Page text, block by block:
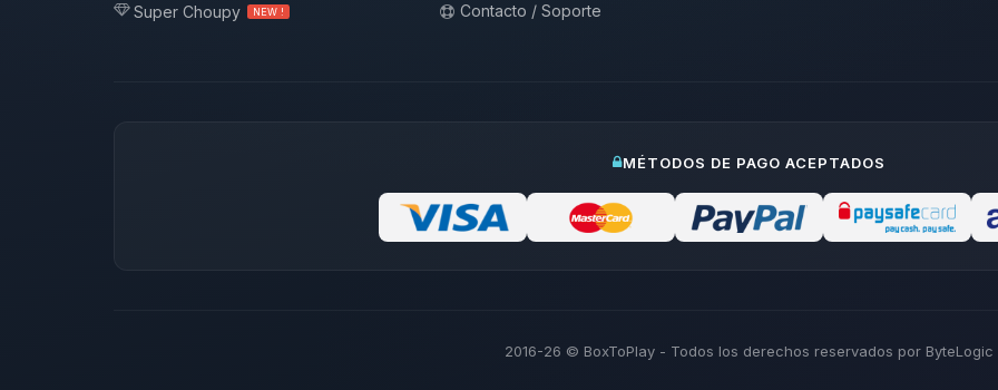
Super Choupy NEW !
Contacto / Soporte
MÉTODOS DE PAGO ACEPTADOS
2016-26 © BoxToPlay - Todos los derechos reservados por ByteLogic